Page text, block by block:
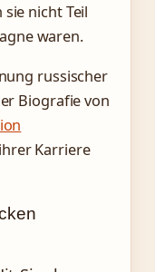
nicht Teil
waren.
russischer
Biografie von
Karriere